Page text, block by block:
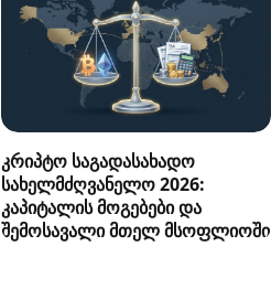
კრიპტო საგადასახადო
სახელმძღვანელო 2026:
კაპიტალის მოგებები და
შემოსავალი მთელ მსოფლიოში